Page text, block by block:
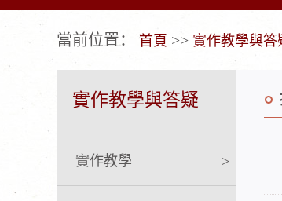
當前位置： 首頁 >> 實作教學與答
實作教學與答疑
實作教學 >